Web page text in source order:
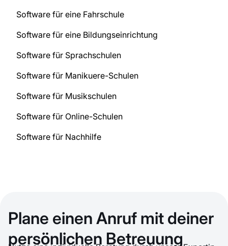
Software für eine Fahrschule
Software für eine Bildungseinrichtung
Software für Sprachschulen
Software für Manikuere-Schulen
Software für Musikschulen
Software für Online-Schulen
Software für Nachhilfe
Plane einen Anruf mit deiner
persönlichen Betreuung